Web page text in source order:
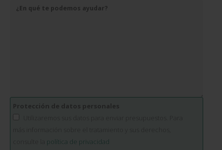
política de privacidad